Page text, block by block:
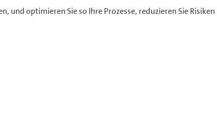
optimieren Sie so Ihre Prozesse, reduzieren Sie